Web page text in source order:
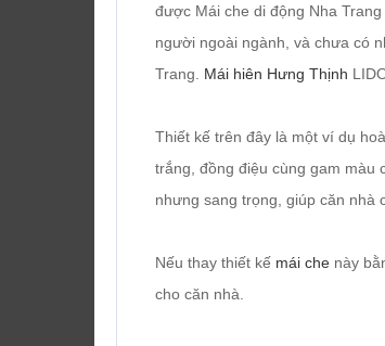
được Mái che di động Nha
người ngoài ngành, và chưa có
Trang. Mái hiên Hưng Thịnh
Thiết kế trên đây là một ví dụ
trắng, đồng điệu cùng gam màu
nhưng sang trọng, giúp căn nhà
Nếu thay thiết kế mái che này
cho căn nhà.